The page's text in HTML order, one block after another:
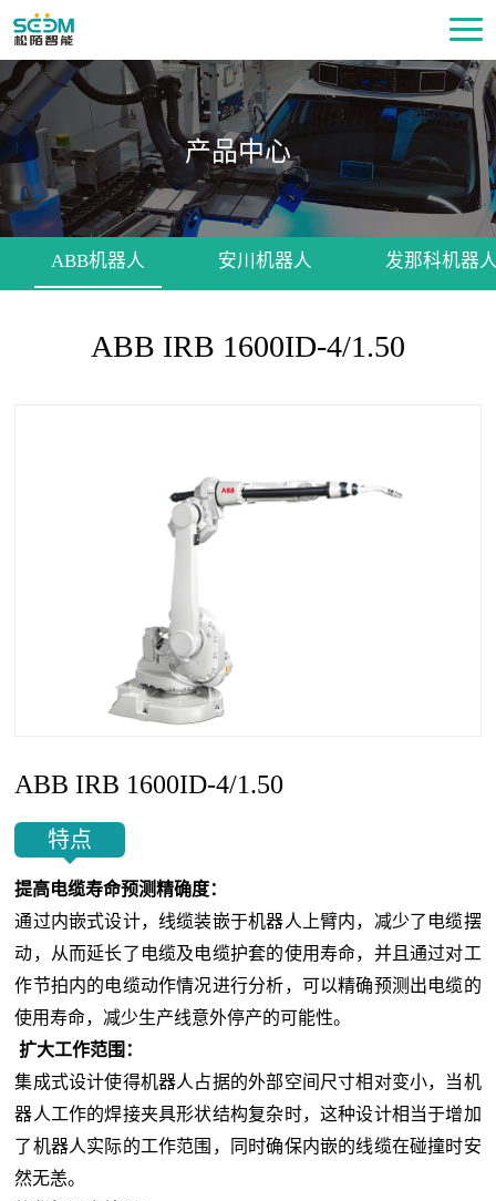
产品中心
ABB机器人 安川机器人 发那科机器
ABB IRB 1600ID-4/1.50
ABB IRB 1600ID-4/1.50
特点
提高电缆寿命预测精确度：
通过内嵌式设计，线缆装嵌于机器人上臂内，减少了电缆摆
动，从而延长了电缆及电缆护套的使用寿命，并且通过对工
作节拍内的电缆动作情况进行分析，可以精确预测出电缆的
使用寿命，减少生产线意外停产的可能性。
扩大工作范围 ：
集成式设计使得机器人占据的外部空间尺寸相对变小，当机
器人工作的焊接夹具形状结构复杂时，这种设计相当于增加
了机器人实际的工作范围，同时确保内嵌的线缆在碰撞时安
然无恙。